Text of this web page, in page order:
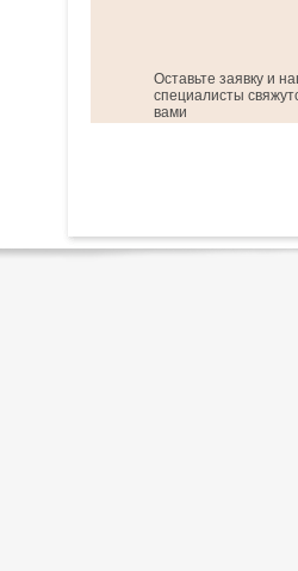
Оставьте заявку и
специалисты
вами